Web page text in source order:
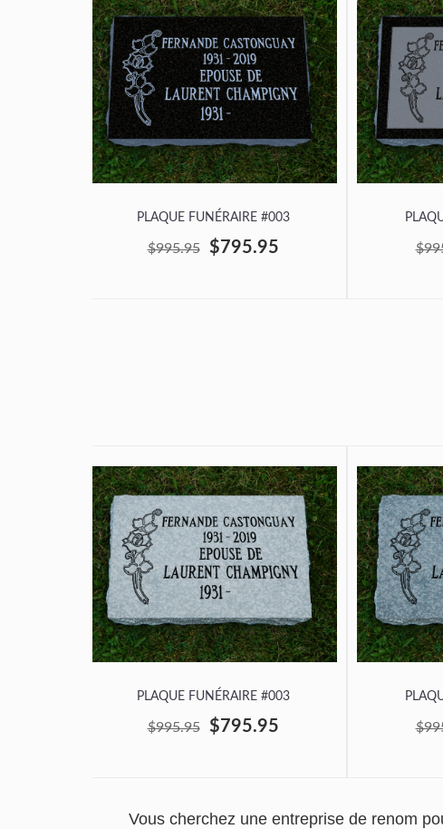
PLAQUE FUNÉRAIRE #003
$995.95 $795.95
PLAQUE FUNÉRAIRE #003
$995.95 $795.95
Vous cherchez une entreprise de renom